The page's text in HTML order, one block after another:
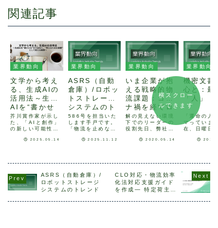
関連記事
業界動向
文学から考え
る、生成AIの
活用法～生成
AIを“書かせ
る”のではな
く、“考えるた
めの装置”とし
て捉える発想
芥川賞作家が示し
た、「AIと創作」
の新しい可能性
てこの小説を書き
集めました。発言
の主は、2024年
に『東京都同情
塔』で芥川賞を受
2025.05.14
業界動向
ASRS（自動
倉庫）/ロボッ
トストレージ
システムのト
レンド
586号を担当いた
します手戸です。
「物流を止めな
す。」をテーマ
を引いたのが、
ASRS※（Autom
ated Storage
and Retrieval
2025.11.12
業界動向
いま企業が抱
える戦略的物
流課題：コロ
ナ禍を経てロ
ジ・ソリュー
ションへの相
談内容は「物
流戦略」が中
解の見えない環境
下でのリーダーの
役割先日、弊社の
コロナウィルスの
問でありながら
も、誰も解が見え
ないのが正直なと
ころだと思いま
2020.05.14
業界動向
機密文書
心と：最
「人」
「運命の人
マっていま
在、日曜日
で「運命の
ますが、こ
マは昭和47
際に起きた
省機密漏洩
横スクロー
ルできます
ASRS（自動倉庫）/
ロボットストレージ
システムのトレンド
CLO対応・物流効率
化法対応支援ガイド
を作成― 特定荷主の